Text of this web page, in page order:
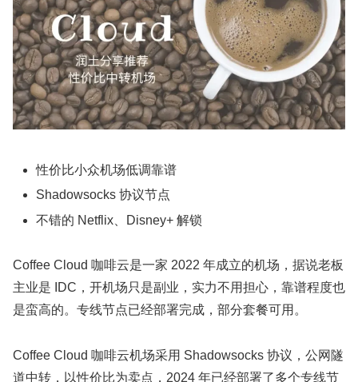
性价比小众机场低调靠谱
Shadowsocks 协议节点
不错的 Netflix、Disney+ 解锁
Coffee Cloud 咖啡云是一家 2022 年成立的机场，据说老板
主业是 IDC，开机场只是副业，实力不用担心，靠谱程度也
是蛮高的。专线节点已经部署完成，部分套餐可用。
Coffee Cloud 咖啡云机场采用 Shadowsocks 协议，公网隧
道中转，以性价比为卖点，2024 年已经部署了多个专线节